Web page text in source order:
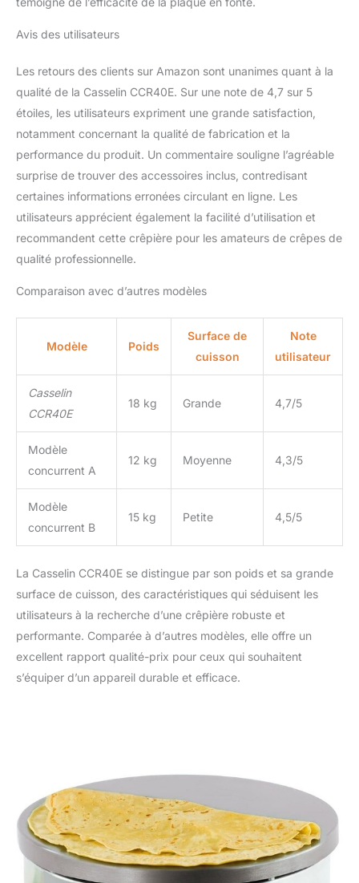
Avis des utilisateurs
Les retours des clients sur Amazon sont unanimes quant à la
qualité de la Casselin CCR40E. Sur une note de 4,7 sur 5
étoiles, les utilisateurs expriment une grande satisfaction,
notamment concernant la qualité de fabrication et la
performance du produit. Un commentaire souligne l’agréable
surprise de trouver des accessoires inclus, contredisant
certaines informations erronées circulant en ligne. Les
utilisateurs apprécient également la facilité d’utilisation et
recommandent cette crêpière pour les amateurs de crêpes de
qualité professionnelle.
Comparaison avec d’autres modèles
Modèle Poids
Surface de
cuisson
Note
utilisateur
Casselin
CCR40E
18 kg Grande 4,7/5
Modèle
concurrent A
12 kg Moyenne 4,3/5
Modèle
concurrent B
15 kg Petite 4,5/5
La Casselin CCR40E se distingue par son poids et sa grande
surface de cuisson, des caractéristiques qui séduisent les
utilisateurs à la recherche d’une crêpière robuste et
performante. Comparée à d’autres modèles, elle offre un
excellent rapport qualité-prix pour ceux qui souhaitent
s’équiper d’un appareil durable et efficace.